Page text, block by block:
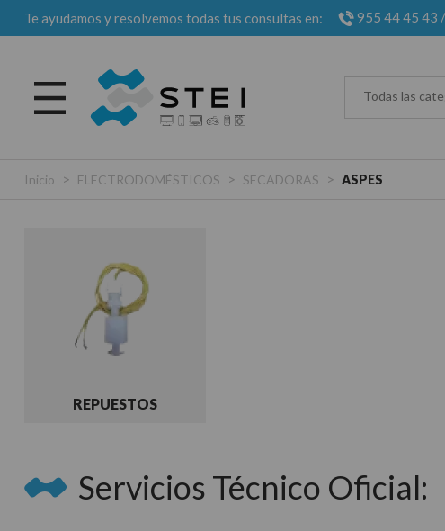
Te ayudamos y resolvemos todas tus consultas en: 955 44 45 43
Todas las
Inicio > ELECTRODOMÉSTICOS > SECADORAS > ASPES
REPUESTOS
Servicios Técnico Oficial: